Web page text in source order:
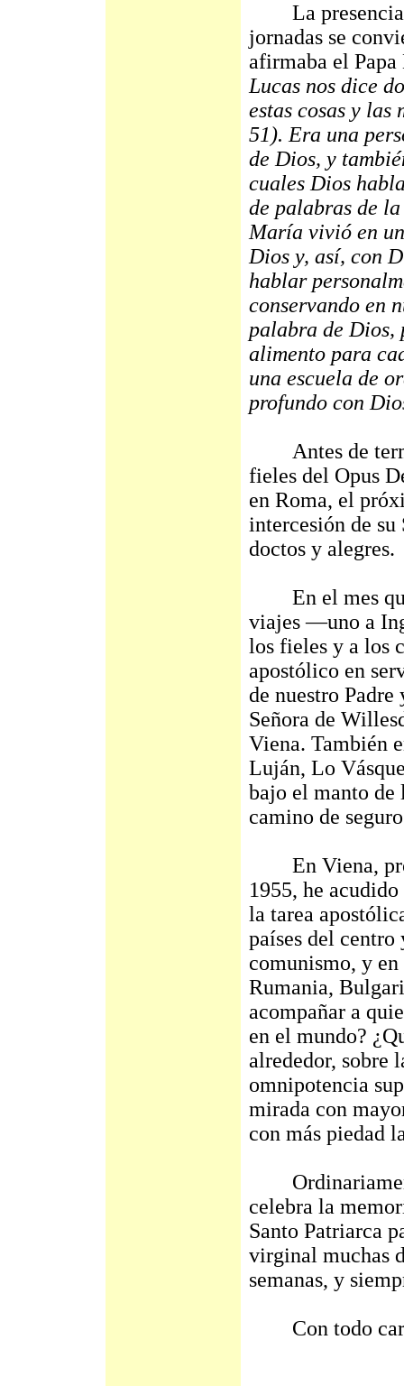
La presencia
jornadas se
afirmaba el
Lucas nos dice
estas cosas y las
51). Era una
de Dios, y
cuales Dios
de palabras de
María vivió en
Dios y, así, con
hablar
conservando en
palabra de Dios,
alimento para
una escuela de
profundo con
Antes de
fieles del Opus
en Roma, el
intercesión de su
doctos y alegres.
En el mes que
viajes —uno a
los fieles y a los
apostólico en
de nuestro
Señora de
Viena. También
Luján, Lo
bajo el manto de
camino de
En Viena,
1955, he
la tarea
países del centro
comunismo, y en
Rumania,
acompañar a
en el mundo?
alrededor, sobre
omnipotencia
mirada con
con más piedad
celebra la
Santo Patriarca
virginal muchas
semanas, y
Con todo